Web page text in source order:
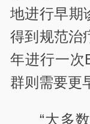
地进行早期
得到规范治
年进行一次
群则需要更
“大多